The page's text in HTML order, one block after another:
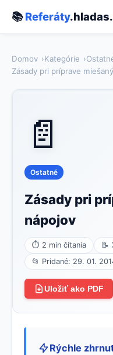
📚Referáty
Domov Kategórie
Zásady pri príprave
📄
Ostatné
Zásady pri
nápojov
⏱ 2 min čítania 📝
📂 Pridané: 29. 01.
Uložiť ako PDF
Rýchle